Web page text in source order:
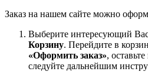
Заказ на нашем сайте можно
Выберите интересующий
Корзину. Перейдите в
«Оформить заказ»,
следуйте дальнейшим